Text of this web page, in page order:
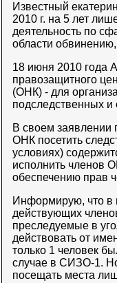
Известный
2010 г. на 5 лет
деятельность по
области
18 июня 2010 года
правозащитного
(ОНК) - для
подследственных
В своем заявлении
ОНК посетить
условиях)
исполнить членов
обеспечению прав
Информирую, что в
действующих
преследуемые в
действовать от
только 1 человек
случае в СИЗО-1.
посещать места